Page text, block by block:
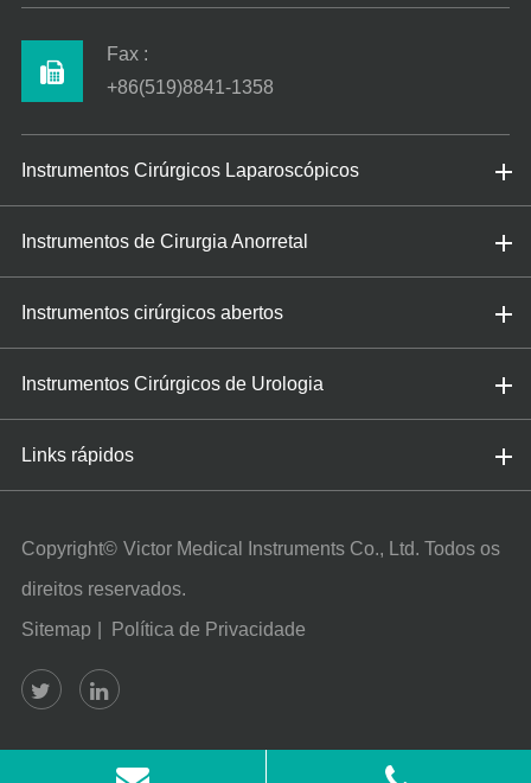
Fax :
+86(519)8841-1358
Instrumentos Cirúrgicos Laparoscópicos
Instrumentos de Cirurgia Anorretal
Instrumentos cirúrgicos abertos
Instrumentos Cirúrgicos de Urologia
Links rápidos
Copyright© Victor Medical Instruments Co., Ltd. Todos os
direitos reservados.
Sitemap
Política de Privacidade